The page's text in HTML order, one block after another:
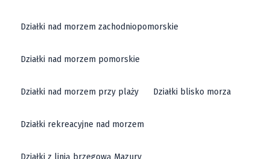
Działki nad morzem zachodniopomorskie
Działki nad morzem pomorskie
Działki nad morzem przy plaży Działki blisko morza
Działki rekreacyjne nad morzem
Działki z linią brzegową Mazury